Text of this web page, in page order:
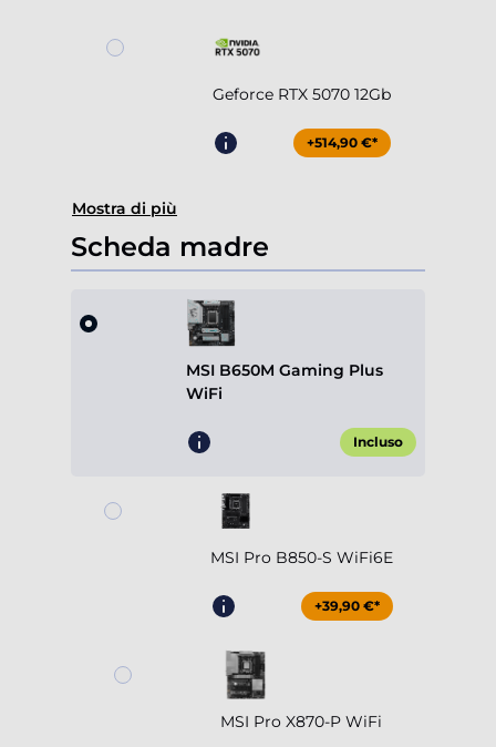
Geforce RTX 5070 12Gb
+514,90 €*
Mostra di più
Scheda madre
MSI B650M Gaming Plus
WiFi
Incluso
MSI Pro B850-S WiFi6E
+39,90 €*
MSI Pro X870-P WiFi